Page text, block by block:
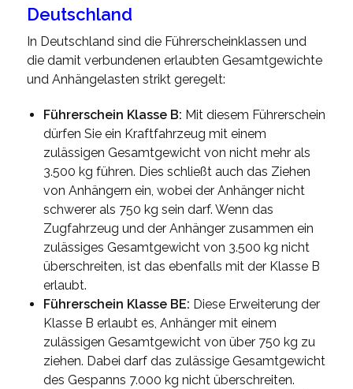
Deutschland
In Deutschland sind die Führerscheinklassen und
die damit verbundenen erlaubten Gesamtgewichte
und Anhängelasten strikt geregelt:
Führerschein Klasse B: Mit diesem Führerschein
dürfen Sie ein Kraftfahrzeug mit einem
zulässigen Gesamtgewicht von nicht mehr als
3.500 kg führen. Dies schließt auch das Ziehen
von Anhängern ein, wobei der Anhänger nicht
schwerer als 750 kg sein darf. Wenn das
Zugfahrzeug und der Anhänger zusammen ein
zulässiges Gesamtgewicht von 3.500 kg nicht
überschreiten, ist das ebenfalls mit der Klasse B
erlaubt.
Führerschein Klasse BE: Diese Erweiterung der
Klasse B erlaubt es, Anhänger mit einem
zulässigen Gesamtgewicht von über 750 kg zu
ziehen. Dabei darf das zulässige Gesamtgewicht
des Gespanns 7.000 kg nicht überschreiten.